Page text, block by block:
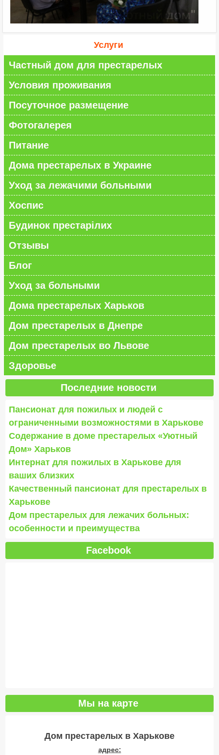
Услуги
Частный дом для престарелых
Условия проживания
Посуточное размещение
Фотогалерея
Питание
Дома престарелых в Украине
Уход за лежачими больными
Хоспис
Будинок престарілих
Отзывы
Блог
Уход за больными
Дома престарелых Харьков
Дом престарелых в Днепре
Дом престарелых во Львове
Здоровье
Последние новости
Пансионат для пожилых и людей с
ограниченными возможностями в Харькове
Содержание в доме престарелых «Уютный
Дом» Харьков
Интернат для пожилых в Харькове для
ваших близких
Качественный пансионат для престарелых в
Харькове
Дом престарелых для лежачих больных:
особенности и преимущества
Facebook
Мы на карте
Дом престарелых в Харькове
адрес: